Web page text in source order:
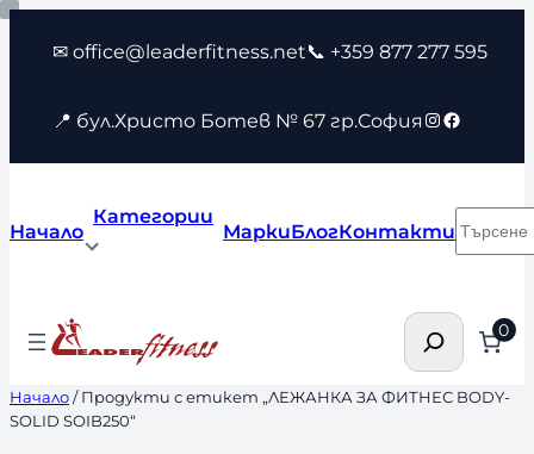
Към
съдържанието
✉ office@leaderfitness.net📞 +359 877 277 595
📍 бул.Христо Ботев № 67 гр.София Instagram
Facebook
Начало
Категории
МаркиБлогКонтакти
Търсене 0
Начало/ Продукти с етикет „ЛЕЖАНКА ЗА ФИТНЕС BODY-
SOLID SOIB250“